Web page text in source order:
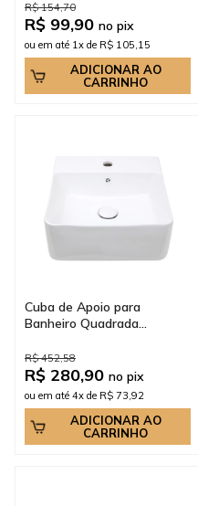
R$ 154,70
R$ 99,90 no pix
ou em até 1x de R$ 105,15
ADICIONAR AO
CARRINHO
Cuba de Apoio para
Banheiro Quadrada...
R$ 452,58
R$ 280,90 no pix
ou em até 4x de R$ 73,92
ADICIONAR AO
CARRINHO